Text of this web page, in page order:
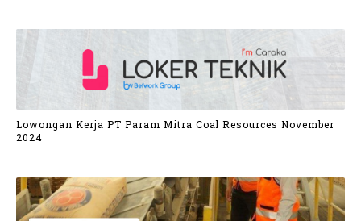
Lowongan Kerja PT Param Mitra Coal Resources November
2024